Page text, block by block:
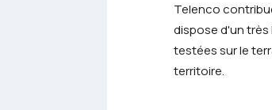
Telenco
dispose d'un
testées sur le
territoire.